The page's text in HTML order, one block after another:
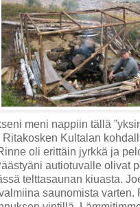
meni nappiin tällä
Ritakosken Kultalan
oli erittäin jyrkkä ja
autiotuvalle olivat
telttasaunan kiuasta.
saunomista varten.